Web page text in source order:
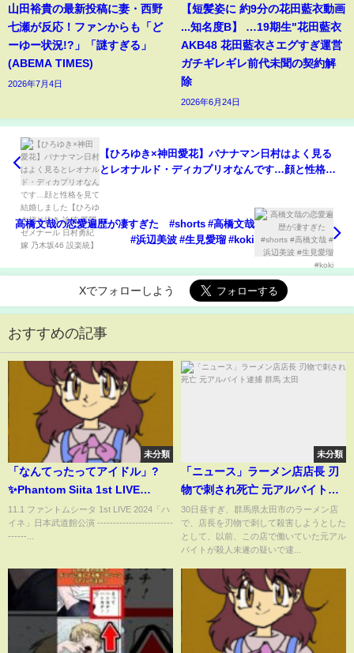
山田裕貴の最新投稿に妻・西野
七瀬が反応！ファンからも「ど
ーゆー状況!?」「謎すぎる」
(ABEMA TIMES)
2026年7月4日
【短髪姿に 約9分の花田藍衣動画
...知名度B】 …19期生"花田藍衣
AKB48 花田藍衣さエグすぎ運営
ガチギレギレ前代未聞の契約解
除
2026年6月24日
【ひろゆき×神田愛花】バナナマン日村はよく見る
とレオナルド・ディカプリオなんです…顔と性格を
高橋文哉の恋愛遍歴が凄すぎた #shorts #高橋文哉
#浜辺美波 #生見愛瑠 #koki
Xでフォローしよう
おすすめの記事
未分類
「なんてったってアイドル」?
✨Phantom Siita 1st LIVE
“Haine” #ファントムシータ #ハ
イネ#phantomsiita
11.1 ファントムシータ 1st LIVE 2024「ハ
イネ」日本武道館公演 ------------------------
------...
未分類
「ニュース」ラーメン店店長 刃
物で刺され死亡 元アルバイト逮
捕 群馬 太田
30日昼すぎ、群馬県太田市のラーメン店
で、店長を刃物で刺して殺害しようとした
として、以前、この店で働いていた元アル
バイトが殺人未遂の疑いで逮...